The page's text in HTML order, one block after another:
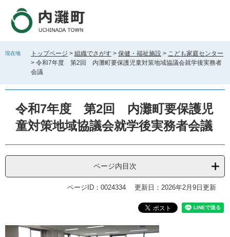
。
て
現在地 トップページ > 組織でさがす > 保健・福祉施設 > こども家庭センター
> 令和7年度 第2回 内灘町要保護児童対策地域協議会就学後実務者
会議
令和7年度 第2回 内灘町要保護児
童対策地域協議会就学後実務者会議
ページ内目次
ページID：0024334 更新日：2026年2月9日更新